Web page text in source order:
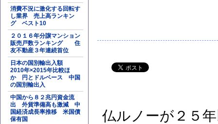
消費不況に激化する回転す
し業界 売上高ランキン
グ ベスト10
２０１６年分譲マンション
販売戸数ランキング 住
友不動産３年連続首位
日本の国別輸出入額
2010年×2015年比較ほ
か 円とドルベース 中国
の国別輸出入
中国から８２兆円資金流
出 外貨準備高も激減 中
国経済成長率推移 米国債
保有国
仏ルノーが２５